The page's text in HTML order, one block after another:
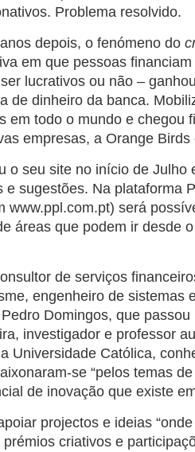
Problema resolvido.
depois, o fenómeno do
em que pessoas
lucrativos ou não –
de dinheiro da banca.
em todo o mundo e chegou
empresas, a Orange
o seu site no início de Julho
e sugestões. Na plataforma
www.ppl.com.pt) será
áreas que podem ir desde
de serviços
engenheiro de sistemas
Domingos, que
investigador e professor
Universidade Católica,
se “pelos temas
de inovação que existe
projectos e ideias
criativos e